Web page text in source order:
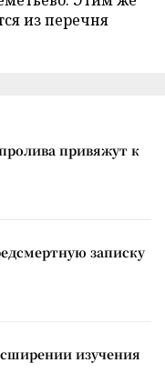
из перечня
привяжут к
записку
изучения